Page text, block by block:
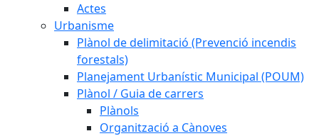
Actes
Urbanisme
Plànol de delimitació (Prevenció incendis
forestals)
Planejament Urbanístic Municipal (POUM)
Plànol / Guia de carrers
Plànols
Organització a Cànoves